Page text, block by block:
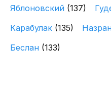
Яблоновский (137)
Карабулак (135)
Беслан (133)